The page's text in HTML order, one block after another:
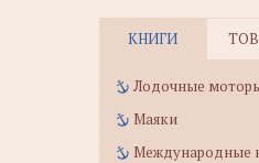
КНИГИ
Лодочные
Маяки
Международные